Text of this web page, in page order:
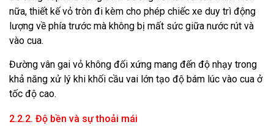
nữa, thiết kế vỏ tròn đi kèm cho phép chiếc xe duy trì động
lượng về phía trước mà không bị mất sức giữa nước rút và
vào cua.
Đường vân gai vỏ không đối xứng mang đến độ nhạy trong
khả năng xử lý khi khối cầu vai lớn tạo độ bám lúc vào cua ở
tốc độ cao.
2.2.2. Độ bền và sự thoải mái